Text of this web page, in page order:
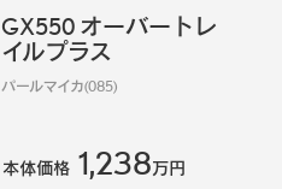
GX550 オーバートレ
イルプラス
パールマイカ(085)
本体価格 1,238万円